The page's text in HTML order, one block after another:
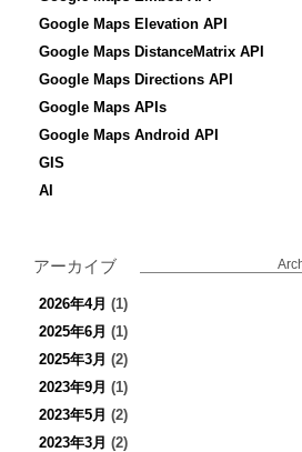
Google Maps Elevation API
Google Maps DistanceMatrix API
Google Maps Directions API
Google Maps APIs
Google Maps Android API
GIS
AI
アーカイブ
2026年4月 (1)
2025年6月 (1)
2025年3月 (2)
2023年9月 (1)
2023年5月 (2)
2023年3月 (2)